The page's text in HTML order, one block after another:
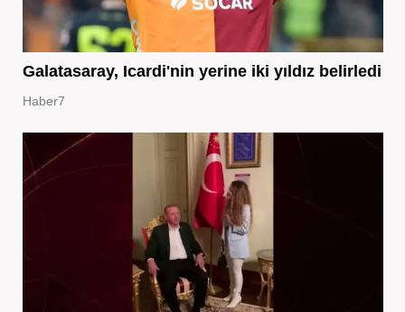
Galatasaray, Icardi'nin yerine iki yıldız belirledi
Haber7